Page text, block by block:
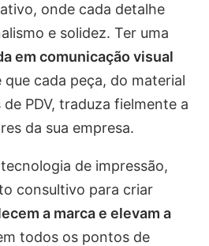
onde cada detalhe
e solidez. Ter uma
em comunicação visual
que cada peça, do material
PDV, traduza fielmente a
da sua empresa.
de impressão,
consultivo para criar
a marca e elevam a
todos os pontos de